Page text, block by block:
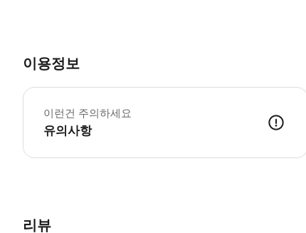
이용정보
이런건 주의하세요
유의사항
리뷰